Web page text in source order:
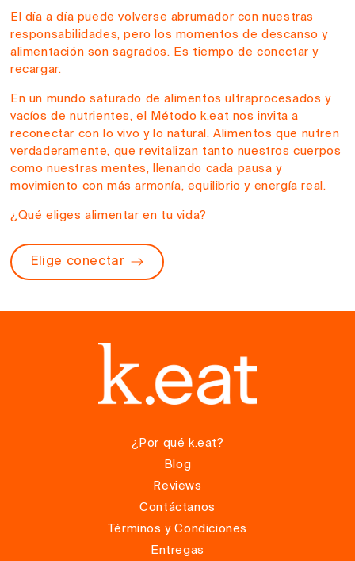
El día a día puede volverse abrumador con nuestras
responsabilidades, pero los momentos de descanso y
alimentación son sagrados. Es tiempo de conectar y
recargar.
En un mundo saturado de alimentos ultraprocesados y
vacíos de nutrientes, el Método k.eat nos invita a
reconectar con lo vivo y lo natural. Alimentos que nutren
verdaderamente, que revitalizan tanto nuestros cuerpos
como nuestras mentes, llenando cada pausa y
movimiento con más armonía, equilibrio y energía real.
¿Qué eliges alimentar en tu vida?
Elige conectar
¿Por qué k.eat?
Blog
Reviews
Contáctanos
Términos y Condiciones
Entregas